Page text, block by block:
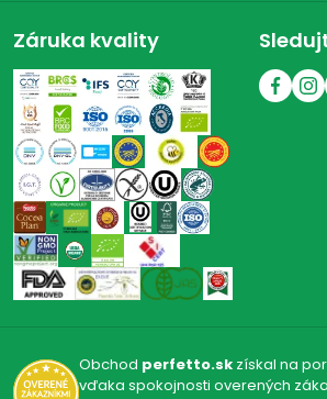
Záruka kvality
Obchod perfetto.skzískal na
vďaka spokojnosti overených